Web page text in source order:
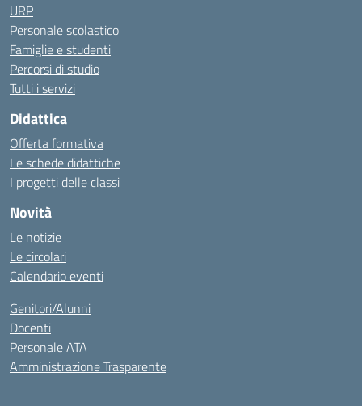
URP
Personale scolastico
Famiglie e studenti
Percorsi di studio
Tutti i servizi
Didattica
Offerta formativa
Le schede didattiche
I progetti delle classi
Novità
Le notizie
Le circolari
Calendario eventi
Genitori/Alunni
Docenti
Personale ATA
Amministrazione Trasparente